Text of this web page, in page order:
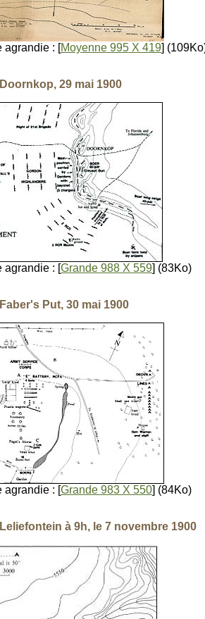
agrandie : [Moyenne 995 X 419]
29 mai 1900
agrandie : [Grande 988 X 559] (83Ko)
Put, 30 mai 1900
agrandie : [Grande 983 X 550] (84Ko)
à 9h, le 7 novembre 1900